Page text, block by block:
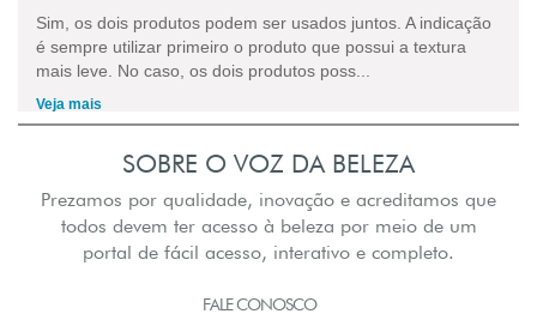
Sim, os dois produtos podem ser usados juntos. A indicação
é sempre utilizar primeiro o produto que possui a textura
mais leve. No caso, os dois produtos poss...
Veja mais
SOBRE O VOZ DA BELEZA
Prezamos por qualidade, inovação e acreditamos que
todos devem ter acesso à beleza por meio de um
portal de fácil acesso, interativo e completo.
FALE CONOSCO